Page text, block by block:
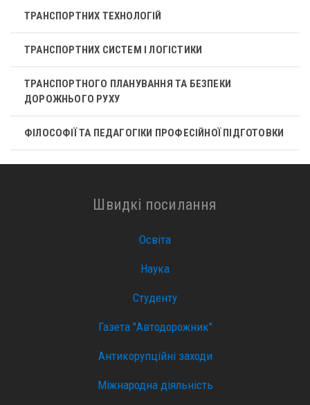
ТРАНСПОРТНИХ ТЕХНОЛОГІЙ
ТРАНСПОРТНИХ СИСТЕМ І ЛОГІСТИКИ
ТРАНСПОРТНОГО ПЛАНУВАННЯ ТА БЕЗПЕКИ
ДОРОЖНЬОГО РУХУ
ФІЛОСОФІЇ ТА ПЕДАГОГІКИ ПРОФЕСІЙНОЇ ПІДГОТОВКИ
Швидкі посилання
Освіта
Наука
Студенту
Газета "Автодорожник"
Антикорупційні заходи
Міжнародна діяльність